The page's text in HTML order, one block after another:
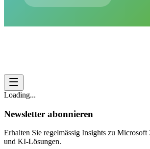
Loading...
Newsletter abonnieren
Erhalten Sie regelmässig Insights zu
und KI-Lösungen.